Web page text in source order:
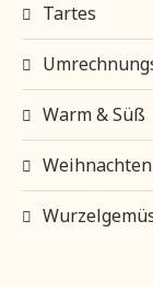
Tartes
Warm & Süß
Weihnachten